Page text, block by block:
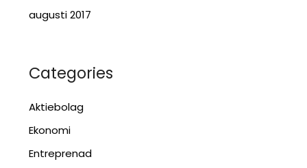
augusti 2017
Categories
Aktiebolag
Ekonomi
Entreprenad